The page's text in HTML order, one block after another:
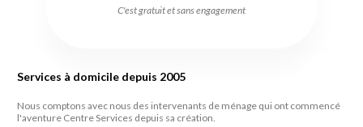
C'est gratuit et sans engagement
Services à domicile depuis 2005
Nous comptons avec nous des intervenants de ménage qui ont commencé
l'aventure Centre Services depuis sa création.